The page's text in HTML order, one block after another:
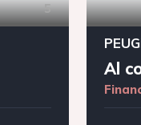
5
Al